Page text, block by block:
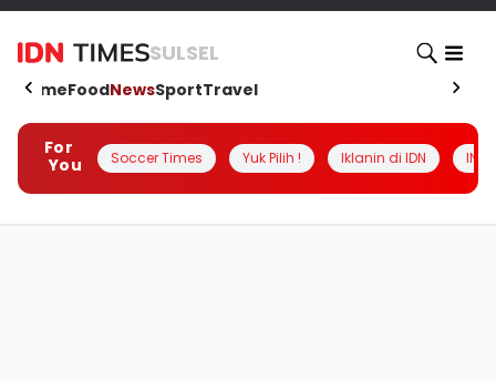
SULSEL
HomeFoodNewsSportTravel
For
You
Soccer Times Yuk Pilih ! Iklanin di IDN